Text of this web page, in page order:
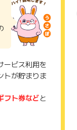
る際に、該当の
かねますので、
ービス利用を
トが貯まりま
フト券などと